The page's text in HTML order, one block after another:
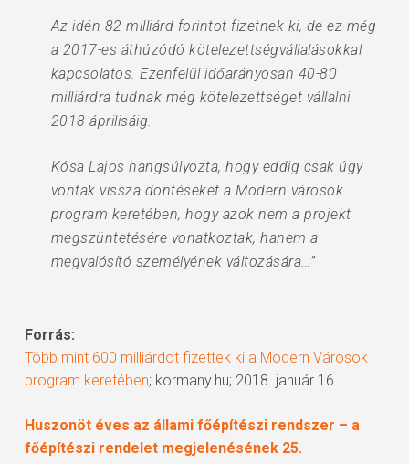
Az idén 82 milliárd forintot fizetnek ki, de ez még
a 2017-es áthúzódó kötelezettségvállalásokkal
kapcsolatos. Ezenfelül időarányosan 40-80
milliárdra tudnak még kötelezettséget vállalni
2018 áprilisáig.
Kósa Lajos hangsúlyozta, hogy eddig csak úgy
vontak vissza döntéseket a Modern városok
program keretében, hogy azok nem a projekt
megszüntetésére vonatkoztak, hanem a
megvalósító személyének változására…”
Forrás:
Több mint 600 milliárdot fizettek ki a Modern Városok
program keretében; kormany.hu; 2018. január 16.
Huszonöt éves az állami főépítészi rendszer – a
főépítészi rendelet megjelenésének 25.